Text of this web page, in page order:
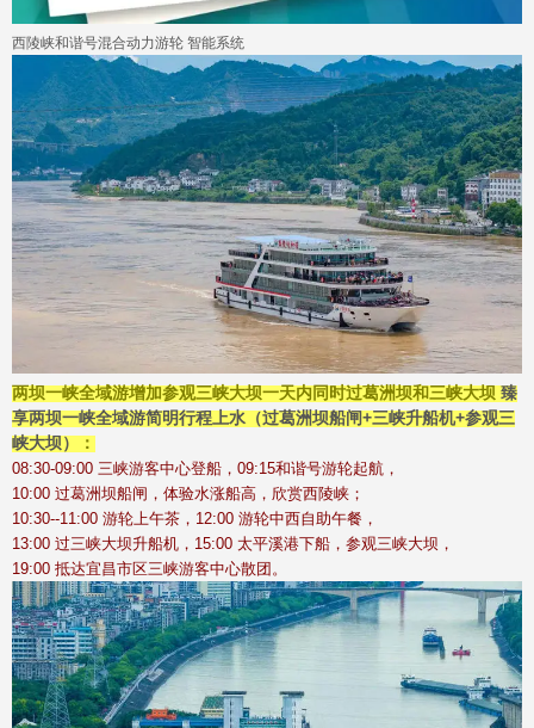
西陵峡和谐号混合动力游轮 智能系统
两坝一峡全域游增加参观三峡大坝一天内同时过葛洲坝和三峡大坝 臻
享两坝一峡全域游简明行程上水 （过葛洲坝船闸+三峡升船机+参观三
峡大坝）
：
08:30-09:00 三峡游客中心登船，09:15和谐号游轮起航，
10:00 过葛洲坝船闸，体验水涨船高，欣赏西陵峡；
10:30--11:00 游轮上午茶，12:00 游轮中西自助午餐，
13:00 过三峡大坝升船机，15:00 太平溪港下船，参观三峡大坝，
19:00 抵达宜昌市区三峡游客中心散团。